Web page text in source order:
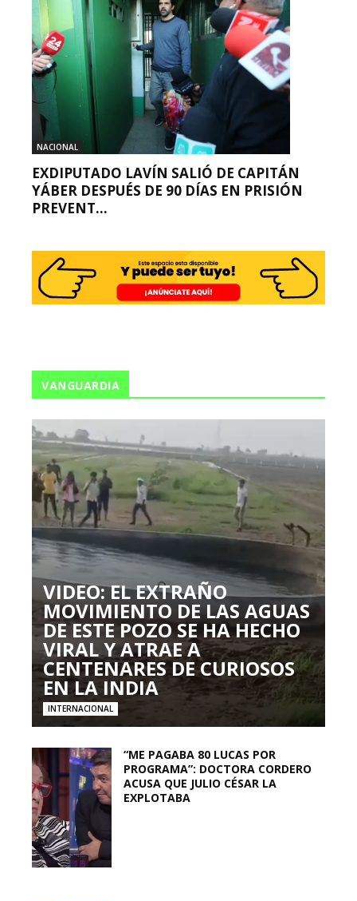
NACIONAL
EXDIPUTADO LAVÍN SALIÓ DE CAPITÁN
YÁBER DESPUÉS DE 90 DÍAS EN PRISIÓN
PREVENT...
VANGUARDIA
VIDEO: EL EXTRAÑO
MOVIMIENTO DE LAS AGUAS
DE ESTE POZO SE HA HECHO
VIRAL Y ATRAE A
CENTENARES DE CURIOSOS
EN LA INDIA
INTERNACIONAL
“ME PAGABA 80 LUCAS POR
PROGRAMA”: DOCTORA CORDERO
ACUSA QUE JULIO CÉSAR LA
EXPLOTABA